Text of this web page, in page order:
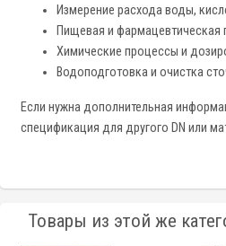
Измерение расхода воды,
Пищевая и
Химические процессы и
Водоподготовка и очистка
Если нужна дополнительная
спецификация для другого DN или
Товары из этой же